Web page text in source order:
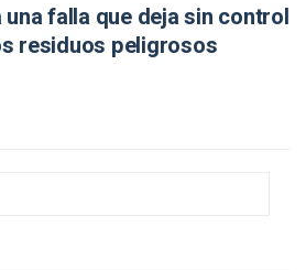
falla que deja sin control
residuos peligrosos